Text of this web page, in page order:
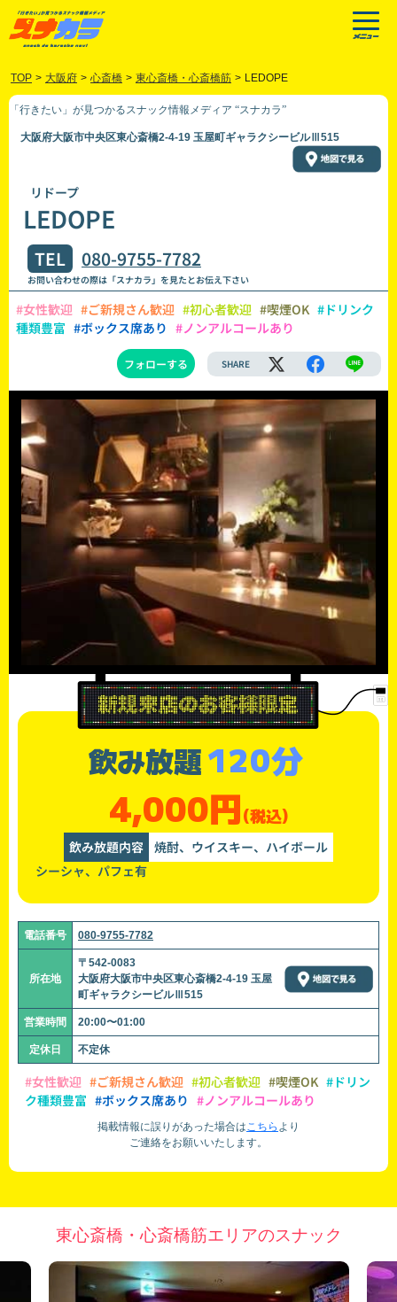
TOP > 大阪府 > 心斎橋 > 東心斎橋・心斎橋筋 > LEDOPE
「行きたい」が見つかるスナック情報メディア “スナカラ”
大阪府大阪市中央区東心斎橋2-4-19 玉屋町ギャラクシービルⅢ515
リドープ
LEDOPE
TEL 080-9755-7782
お問い合わせの際は「スナカラ」を見たとお伝え下さい
#女性歓迎 #ご新規さん歓迎 #初心者歓迎 #喫煙OK #ドリンク
種類豊富 #ボックス席あり #ノンアルコールあり
フォローする SHARE
飲み放題120分
4,000円(税込)
飲み放題内容 焼酎、ウイスキー、ハイボール
シーシャ、パフェ有
電話番号 080-9755-7782
所在地
〒542-0083
大阪府大阪市中央区東心斎橋2-4-19 玉屋
町ギャラクシービルⅢ515
営業時間 20:00〜01:00
定休日 不定休
#女性歓迎 #ご新規さん歓迎 #初心者歓迎 #喫煙OK #ドリン
ク種類豊富 #ボックス席あり #ノンアルコールあり
掲載情報に誤りがあった場合はこちら より
ご連絡をお願いいたします。
東心斎橋・心斎橋筋エリアのスナック